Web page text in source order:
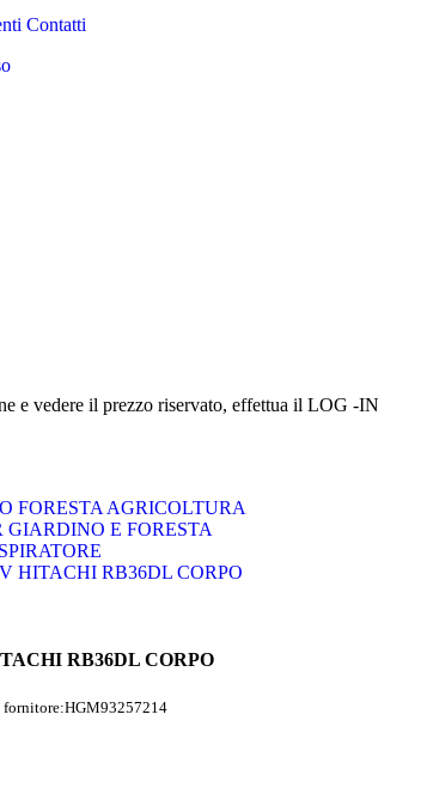
Contatti
e vedere il prezzo riservato, effettua il LOG -IN
FORESTA AGRICOLTURA
GIARDINO E FORESTA
HITACHI RB36DL CORPO
RB36DL CORPO
fornitore:HGM93257214